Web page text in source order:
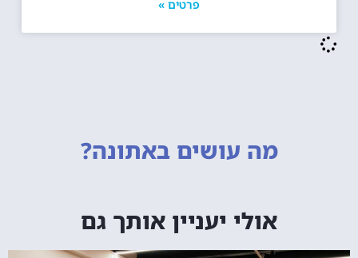
מה עושים באתונה?
אולי יעניין אותך גם